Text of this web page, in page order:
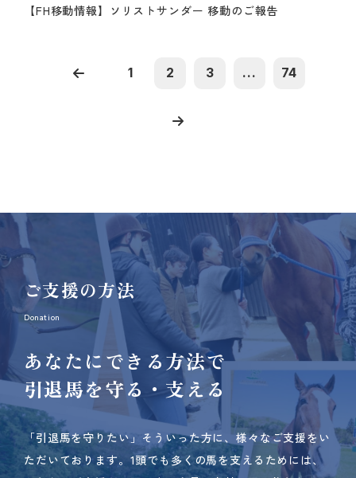
【FH移動情報】ソリストサンダー 移動のご報告
1 2 3 ... 74
ご支援の方法
Donation
あなたにできる方法で
引退馬を守る・支える
「引退馬を守りたい」そういった方に、様々なご支援をい
ただいております。 1頭でも多くの馬を支えるためには、